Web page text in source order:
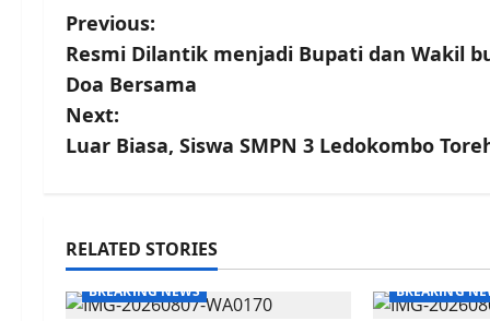
P
o
s
t
a
v
Previous:
Resmi Dilantik menjadi Bupati dan Wakil
Doa Bersama
Next:
Luar Biasa, Siswa SMPN 3 Ledokombo
RELATED STORIES
BREAKING NEWS BREAKING